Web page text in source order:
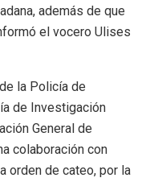
además de que
el vocero Ulises
la Policía de
de Investigación
General de
colaboración con
orden de cateo, por la